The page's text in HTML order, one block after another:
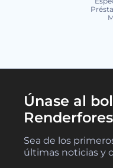
Únase al
Sea de los
últimas noticias y